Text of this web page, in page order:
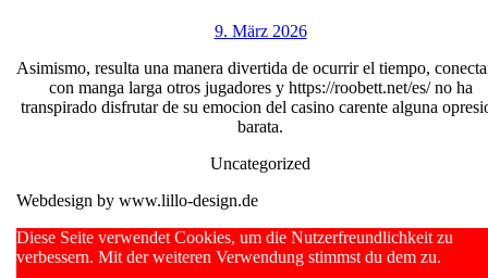
no
ha
parte
9. März 20269.
2026
Asimismo, resulta una manera divertida de ocurrir el tiempo,
con manga larga otros jugadores y https://roobett.net/es/ no ha
transpirado disfrutar de su emocion del casino carente alguna
barata.
Uncategorized
Webdesign by www.lillo-design.de
Scroll
Up
Diese Seite verwendet Cookies, um die Nutzerfreundlichkeit zu
verbessern. Mit der weiteren Verwendung stimmst du dem zu.